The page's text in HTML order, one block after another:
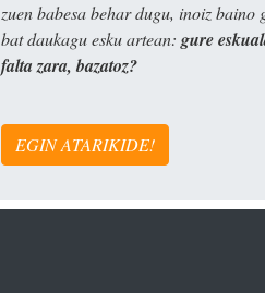
zuen babesa behar dugu, inoiz baino
bat daukagu esku artean: gure
falta zara, bazatoz?
EGIN ATARIKIDE!